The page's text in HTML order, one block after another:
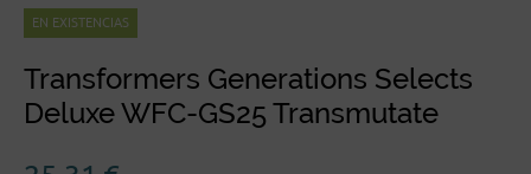
EN EXISTENCIAS
Transformers Generations Selects
Deluxe WFC-GS25 Transmutate